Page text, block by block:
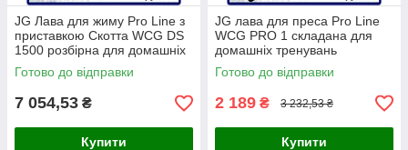
JG Лава для жиму Pro Line з
приставкою Скотта WCG DS
1500 розбірна для домашніх
тренувань силова Prime/X
Готово до відправки
7 054,53 ₴
Купити
JG лава для преса Pro Line
WCG PRO 1 складана для
домашніх тренувань
регулювання висоти та
нахилу Prime/X
Готово до відправки
2 189 ₴ 3 232,53 ₴
Купити